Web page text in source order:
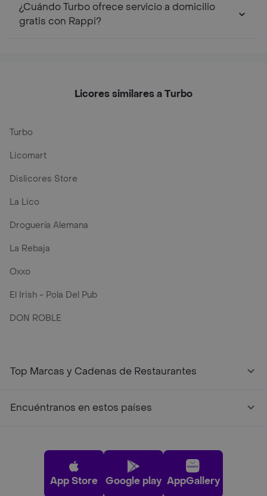
¿Cuándo Turbo ofrece servicio a domicilio
gratis con Rappi?
Licores similares a Turbo
Turbo
Licomart
Dislicores Store
La Lico
Droguería Alemana
La Rebaja
Oxxo
El Irish - Pola Del Pub
DON ROBLE
Top Marcas y Cadenas de Restaurantes
Encuéntranos en estos países
App Store Google play AppGallery